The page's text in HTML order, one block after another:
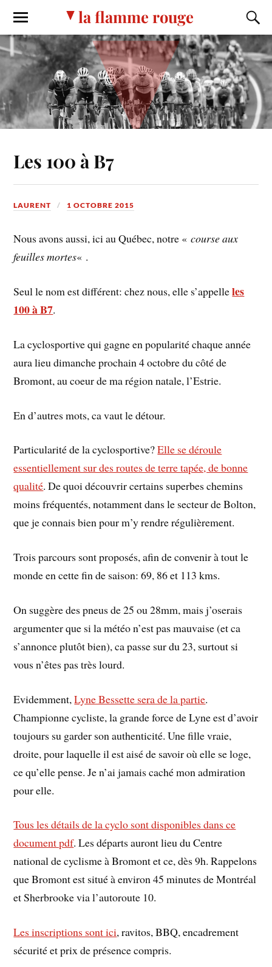
la flamme rouge
Les 100 à B7
LAURENT 1 OCTOBRE 2015
Nous avons aussi, ici au Québec, notre «course aux
feuilles mortes« .
Seul le nom est différent: chez nous, elle s’appelleles
100 à B7.
La cyclosportive qui gagne en popularité chaque année
aura lieu dimanche prochain 4 octobre du côté de
Bromont, au coeur de ma région natale, l’Estrie.
En d’autres mots, ca vaut le détour.
Particularité de la cyclosportive?Elle se déroule
essentiellement sur des routes de terre tapée, de bonne
qualité. De quoi découvrir certains superbes chemins
moins fréquentés, notamment dans le secteur de Bolton,
que je connais bien pour m’y rendre régulièrement.
Trois parcours sont proposés, afin de convenir à tout le
monde en cette fin de saison: 69, 86 et 113 kms.
On suggère des pneus de 25 ou 28mm, mais j’oserais
argumenter que si la météo n’est pas mauvaise (et ca
s’annonce plutôt bien), ca passe sur du 23, surtout si
vous n’êtes pas très lourd.
Evidemment,Lyne Bessette sera de la partie.
Championne cycliste, la grande force de Lyne est d’avoir
toujours su garder son authenticité. Une fille vraie,
droite, pour laquelle il est aisé de savoir où elle se loge,
ce qu’elle pense. Je n’ai jamais caché mon admiration
pour elle.
Tous les détails de la cyclo sont disponibles dans ce
document pdf. Les départs auront lieu du Centre
national de cyclisme à Bromont et ce, dès 9h. Rappelons
que Bromont est situé à environ 45 minutes de Montréal
et Sherbrooke via l’autoroute 10.
Les inscriptions sont ici, ravitos, BBQ, encadrement
sécurité et prix de présence compris.